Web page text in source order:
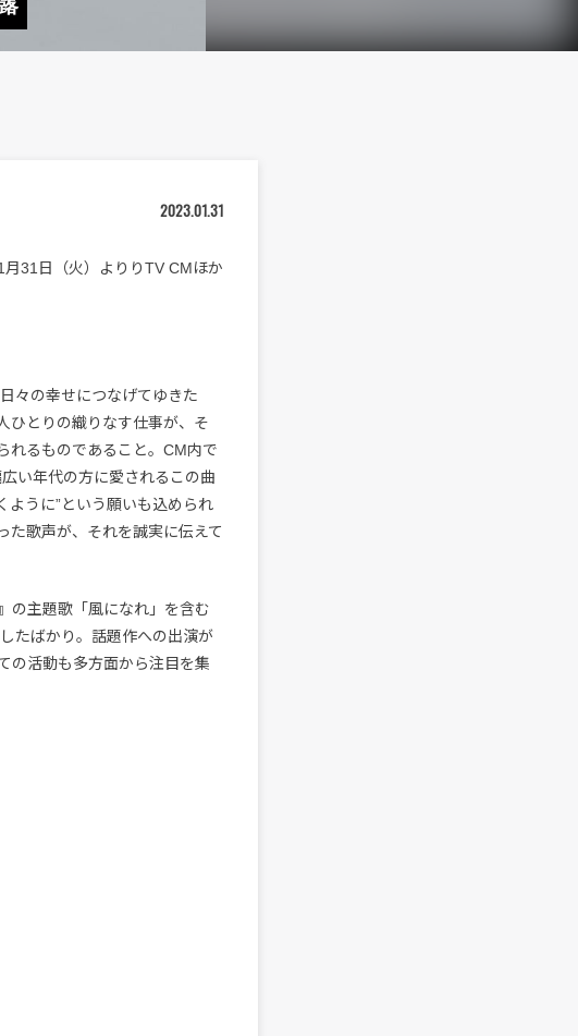
2023.01.31
31日（火）よりりTV CMほか
々の幸せにつなげてゆきた
ひとりの織りなす仕事が、そ
れるものであること。CM内で
い年代の方に愛されるこの曲
ように”という願いも込められ
た歌声が、それを誠実に伝えて
の主題歌「風になれ」を含む
たばかり。話題作への出演が
の活動も多方面から注目を集